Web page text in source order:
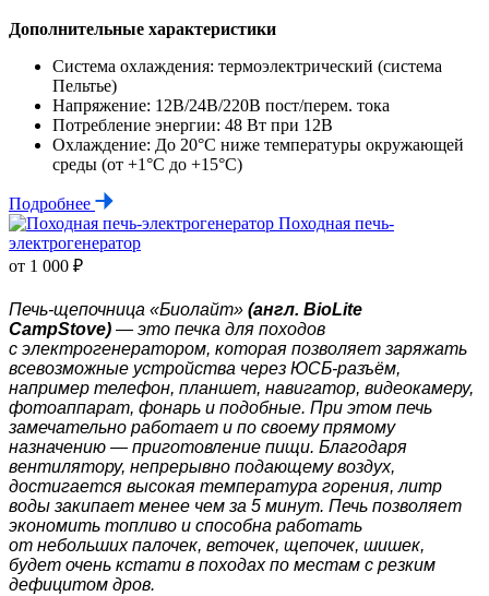
Дополнительные характеристики
Система охлаждения: термоэлектрический (система
Пельтье)
Напряжение: 12В/24В/220В пост/перем. тока
Потребление энергии: 48 Вт при 12В
Охлаждение: До 20°С ниже температуры окружающей
среды (от +1°С до +15°С)
Подробнее
Походная печь-
электрогенератор
от 1 000 ₽
Печь-щепочница «Биолайт» (англ. BioLite
CampStove) — это печка для походов
с электрогенератором, которая позволяет заряжать
всевозможные устройства через ЮСБ-разъём,
например телефон, планшет, навигатор, видеокамеру,
фотоаппарат, фонарь и подобные. При этом печь
замечательно работает и по своему прямому
назначению — приготовление пищи. Благодаря
вентилятору, непрерывно подающему воздух,
достигается высокая температура горения, литр
воды закипает менее чем за 5 минут. Печь позволяет
экономить топливо и способна работать
от небольших палочек, веточек, щепочек, шишек,
будет очень кстати в походах по местам с резким
дефицитом дров.